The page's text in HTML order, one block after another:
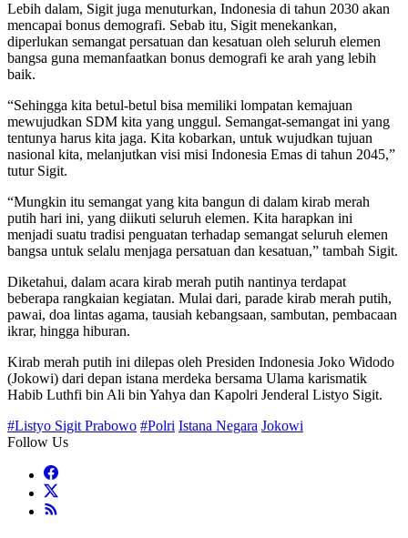
Lebih dalam, Sigit juga menuturkan, Indonesia di tahun 2030 akan
mencapai bonus demografi. Sebab itu, Sigit menekankan,
diperlukan semangat persatuan dan kesatuan oleh seluruh elemen
bangsa guna memanfaatkan bonus demografi ke arah yang lebih
baik.
“Sehingga kita betul-betul bisa memiliki lompatan kemajuan
mewujudkan SDM kita yang unggul. Semangat-semangat ini yang
tentunya harus kita jaga. Kita kobarkan, untuk wujudkan tujuan
nasional kita, melanjutkan visi misi Indonesia Emas di tahun 2045,”
tutur Sigit.
“Mungkin itu semangat yang kita bangun di dalam kirab merah
putih hari ini, yang diikuti seluruh elemen. Kita harapkan ini
menjadi suatu tradisi penguatan terhadap semangat seluruh elemen
bangsa untuk selalu menjaga persatuan dan kesatuan,” tambah Sigit.
Diketahui, dalam acara kirab merah putih nantinya terdapat
beberapa rangkaian kegiatan. Mulai dari, parade kirab merah putih,
pawai, doa lintas agama, tausiah kebangsaan, sambutan, pembacaan
ikrar, hingga hiburan.
Kirab merah putih ini dilepas oleh Presiden Indonesia Joko Widodo
(Jokowi) dari depan istana merdeka bersama Ulama karismatik
Habib Luthfi bin Ali bin Yahya dan Kapolri Jenderal Listyo Sigit.
#Listyo Sigit Prabowo #Polri Istana Negara Jokowi
Follow Us